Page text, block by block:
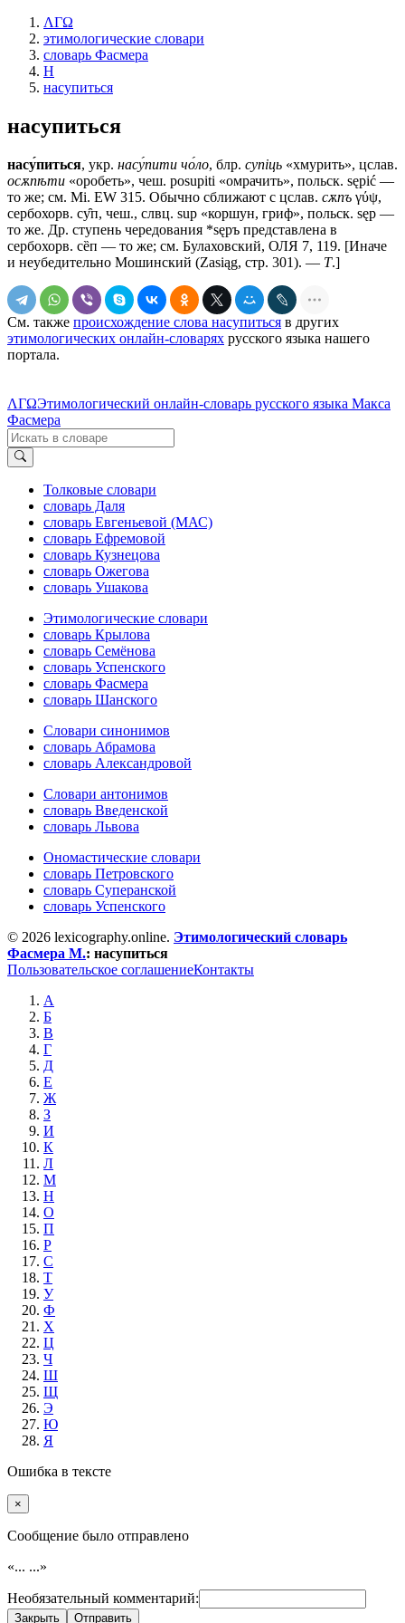
ΛΓΩ
этимологические словари
словарь Фасмера
Н
насупиться
насупиться
насу́питься, укр. насу́пити чо́ло, блр. супiць «хмурить», цслав.
осѫпѣти «оробеть», чеш. posupiti «омрачить», польск. sępić —
то же; см. Мi. ЕW 315. Обычно сближают с цслав. сѫпъ γύψ,
сербохорв. су̑п, чеш., слвц. suр «коршун, гриф», польск. sęр —
то же. Др. ступень чередования *sępъ представлена в
сербохорв. сȅп — то же; см. Булаховский, ОЛЯ 7, 119. [Иначе
и неубедительно Мошинский (Zasiąg, стр. 301). — Т.]
См. также происхождение слова насупиться в других
этимологических онлайн-словарях русского языка нашего
портала.
ΛΓΩЭтимологический онлайн-словарь русского языка Макса
Фасмера
Толковые словари
словарь Даля
словарь Евгеньевой (МАС)
словарь Ефремовой
словарь Кузнецова
словарь Ожегова
словарь Ушакова
Этимологические словари
словарь Крылова
словарь Семёнова
словарь Успенского
словарь Фасмера
словарь Шанского
Словари синонимов
словарь Абрамова
словарь Александровой
Словари антонимов
словарь Введенской
словарь Львова
Ономастические словари
словарь Петровского
словарь Суперанской
словарь Успенского
© 2026 lexicography.online. Этимологический словарь
Фасмера М.: насупиться
Пользовательское соглашениеКонтакты
А
Б
В
Г
Д
Е
Ж
З
И
К
Л
М
Н
О
П
Р
С
Т
У
Ф
Х
Ц
Ч
Ш
Щ
Э
Ю
Я
Ошибка в тексте
×
Cообщение было отправлено
«... ...»
Необязательный комментарий:
Закрыть Отправить